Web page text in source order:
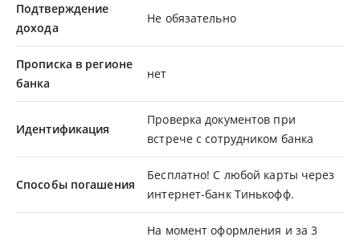
Подтверждение
дохода
Не обязательно
Прописка в регионе
банка
нет
Идентификация
Проверка документов при
встрече с сотрудником банка
Способы погашения
Бесплатно! С любой карты через
интернет-банк Тинькофф.
На момент оформления и за 3